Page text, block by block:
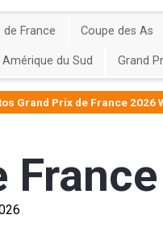
France Coupe des As
du Sud Grand
Grand Prix de France 2026